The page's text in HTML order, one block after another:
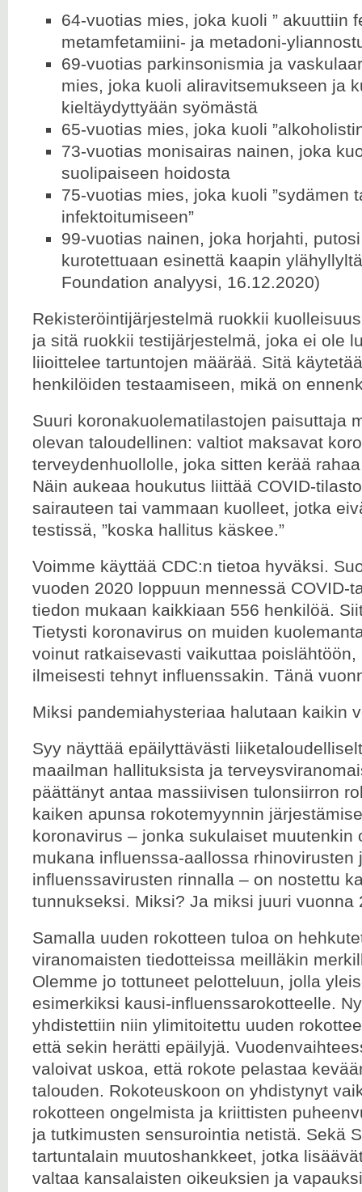
64-vuotias mies, joka kuoli ” akuuttiin
metamfetamiini- ja metadoni-
69-vuotias parkinsonismia ja
mies, joka kuoli aliravitsemukseen ja
kieltäydyttyään syömästä
65-vuotias mies, joka kuoli
73-vuotias monisairas nainen, joka
suolipaiseen hoidosta
75-vuotias mies, joka kuoli ”sydämen
infektoitumiseen”
99-vuotias nainen, joka horjahti,
kurotettuaan esinettä kaapin
Foundation analyysi, 16.12.2020)
Rekisteröintijärjestelmä ruokkii
ja sitä ruokkii testijärjestelmä, joka ei ole
liioittelee tartuntojen määrää. Sitä
henkilöiden testaamiseen, mikä on
Suuri koronakuolematilastojen paisuttaja
olevan taloudellinen: valtiot maksavat
terveydenhuollolle, joka sitten kerää
Näin aukeaa houkutus liittää COVID-
sairauteen tai vammaan kuolleet, jotka
testissä, ”koska hallitus käskee.”
Voimme käyttää CDC:n tietoa hyväksi.
vuoden 2020 loppuun mennessä COVID-
tiedon mukaan kaikkiaan 556 henkilöä.
Tietysti koronavirus on muiden
voinut ratkaisevasti vaikuttaa
ilmeisesti tehnyt influenssakin. Tänä
Miksi pandemiahysteriaa halutaan kaikin
Syy näyttää epäilyttävästi
maailman hallituksista ja
päättänyt antaa massiivisen tulonsiirron
kaiken apunsa rokotemyynnin
koronavirus – jonka sukulaiset muutenkin
mukana influenssa-aallossa rhinovirusten
influenssavirusten rinnalla – on nostettu
tunnukseksi. Miksi? Ja miksi juuri vuonna
Samalla uuden rokotteen tuloa on
viranomaisten tiedotteissa meilläkin
Olemme jo tottuneet pelotteluun, jolla
esimerkiksi kausi-influenssarokotteelle.
yhdistettiin niin ylimitoitettu uuden
että sekin herätti epäilyjä.
valoivat uskoa, että rokote pelastaa
talouden. Rokoteuskoon on yhdistynyt
rokotteen ongelmista ja kriittisten
ja tutkimusten sensurointia netistä. Sekä
tartuntalain muutoshankkeet, jotka
valtaa kansalaisten oikeuksien ja